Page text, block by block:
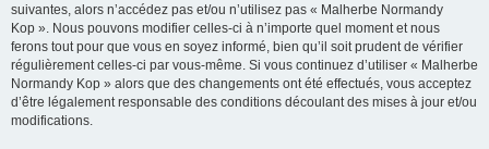
suivantes, alors n’accédez pas et/ou n’utilisez pas « Malherbe Normandy
Kop ». Nous pouvons modifier celles-ci à n’importe quel moment et nous
ferons tout pour que vous en soyez informé, bien qu’il soit prudent de vérifier
régulièrement celles-ci par vous-même. Si vous continuez d’utiliser « Malherbe
Normandy Kop » alors que des changements ont été effectués, vous acceptez
d’être légalement responsable des conditions découlant des mises à jour et/ou
modifications.